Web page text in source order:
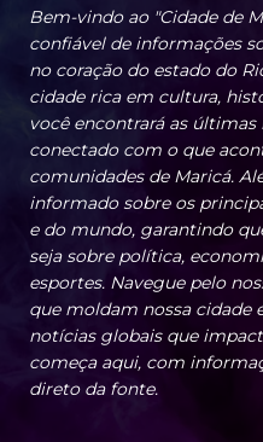
Bem-vindo ao "Cidade de
confiável de informações
no coração do estado do
cidade rica em cultura,
você encontrará as
conectado com o que
comunidades de Maricá.
informado sobre os
e do mundo, garantindo
seja sobre política,
esportes. Navegue pelo
que moldam nossa cidade
notícias globais que
começa aqui, com
direto da fonte.